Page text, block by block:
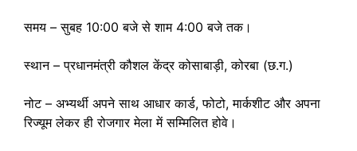
समय – सुबह 10:00 बजे से शाम 4:00 बजे तक।
स्थान – प्रधानमंत्री कौशल केंद्र कोसाबाड़ी, कोरबा (छ.ग.)
नोट – अभ्यर्थी अपने साथ आधार कार्ड, फोटो, मार्कशीट और अपना
रिज्यूम लेकर ही रोजगार मेला में सम्मिलित होवे।